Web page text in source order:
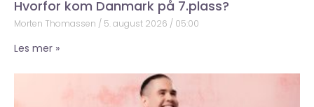
Hvorfor kom Danmark på 7.plass?
Morten Thomassen 5. august 2026 05:00
Les mer »